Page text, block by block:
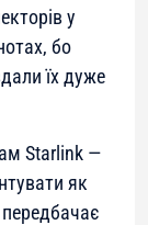
у
бо
їх дуже
Starlink —
як